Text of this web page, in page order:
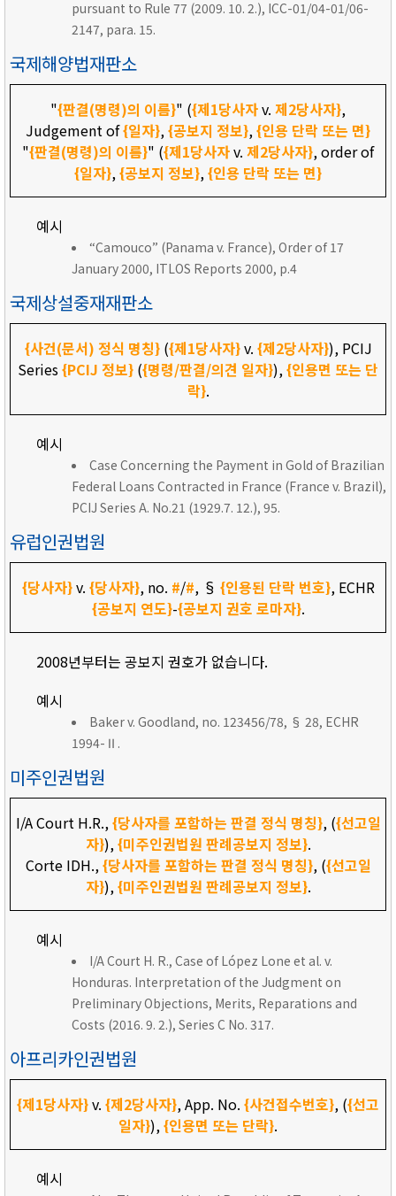
pursuant to Rule 77 (2009. 10. 2.), ICC-01/04-01/06-
2147, para. 15.
국제해양법재판소
"{판결(명령)의 이름}" ({제1당사자v. 제2당사자},
Judgement of{일자},{공보지 정보},{인용 단락 또는 면}
"{판결(명령)의 이름}" ({제1당사자v. 제2당사자}, order of
{일자},{공보지 정보},{인용 단락 또는 면}
예시
“Camouco” (Panama v. France), Order of 17
January 2000, ITLOS Reports 2000, p.4
국제상설중재재판소
{사건(문서) 정식 명칭}({제1당사자}v. {제2당사자}), PCIJ
Series{PCIJ 정보} ({명령/판결/의견 일자}),{인용면 또는 단
락}.
예시
Case Concerning the Payment in Gold of Brazilian
Federal Loans Contracted in France (France v. Brazil),
PCIJ Series A. No.21 (1929.7. 12.), 95.
유럽인권법원
{당사자}v. {당사자}, no. #/#, § {인용된 단락 번호}, ECHR
{공보지 연도}-{공보지 권호 로마자}.
2008년부터는 공보지 권호가 없습니다.
예시
Baker v. Goodland, no. 123456/78, § 28, ECHR
1994-Ⅱ.
미주인권법원
I/A Court H.R.,{당사자를 포함하는 판결 정식 명칭}, ({선고일
자}),{미주인권법원 판례공보지 정보}.
Corte IDH.,{당사자를 포함하는 판결 정식 명칭}, ({선고일
자}),{미주인권법원 판례공보지 정보}.
예시
I/A Court H. R., Case of López Lone et al. v.
Honduras. Interpretation of the Judgment on
Preliminary Objections, Merits, Reparations and
Costs (2016. 9. 2.), Series C No. 317.
아프리카인권법원
{제1당사자}v. {제2당사자}, App. No. {사건접수번호}, ({선고
일자}),{인용면 또는 단락}.
예시